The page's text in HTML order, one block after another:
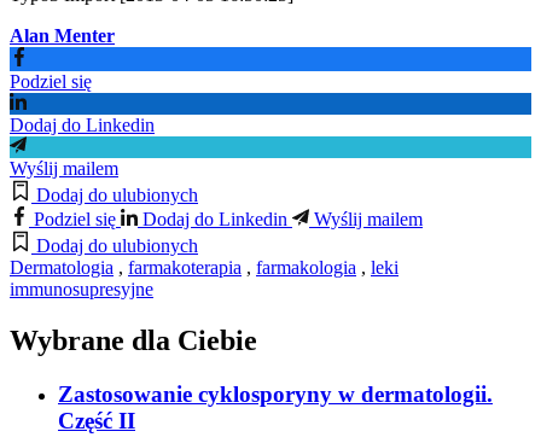
Alan Menter
Podziel się
Dodaj do Linkedin
Wyślij mailem
Dodaj do ulubionych
Podziel się
Dodaj do Linkedin
Wyślij mailem
Dodaj do ulubionych
Dermatologia , farmakoterapia , farmakologia , leki
immunosupresyjne
Wybrane dla Ciebie
Zastosowanie cyklosporyny w dermatologii.
Część II